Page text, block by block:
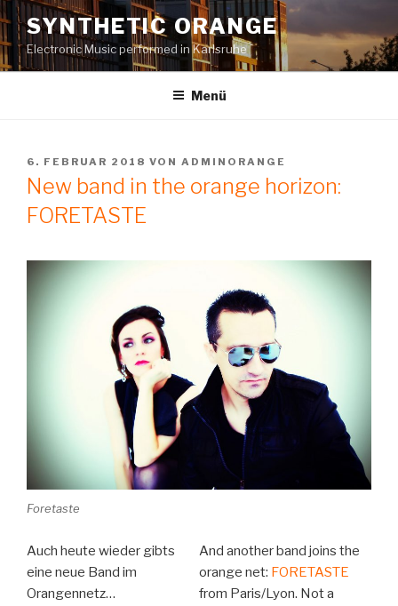
Zum
Inhalt
springen
SYNTHETIC ORANGE
Electronic Music performed in Karlsruhe
Menü
VERÖFFENTLICHT
AM
6. FEBRUAR 2018 VON ADMINORANGE
New band in the orange horizon:
FORETASTE
Foretaste
Auch heute wieder gibts
eine neue Band im
Orangennetz…
And another band joins the
orange net: FORETASTE
from Paris/Lyon. Not a